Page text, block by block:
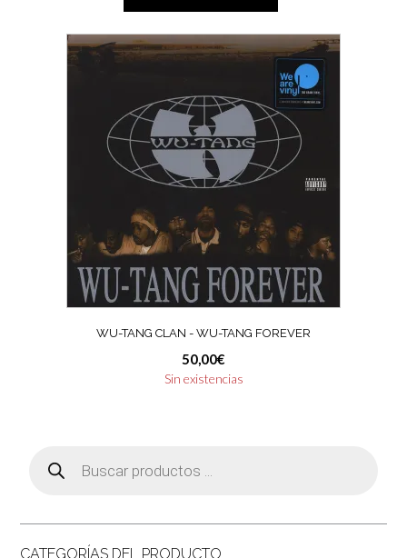
WU-TANG CLAN ‎- WU-TANG FOREVER
50,00€
Sin existencias
productos
CATEGORÍAS DEL PRODUCTO